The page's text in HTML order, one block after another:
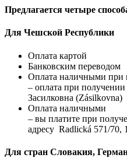
выбрать
странице
товара.
Предлагается четыре
Для Чешской Республики
Оплата картой
Банковским переводом
Оплата наличными при
– оплата при
Засилковна (Zásilkovna)
Оплата наличными
– вы платите при
адресу Radlická 571/70,
Для стран Словакия,